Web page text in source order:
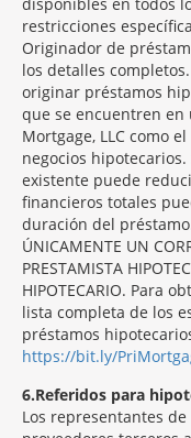
restricciones
Originador de
los detalles
originar préstamos
que se encuentren en
Mortgage, LLC como
negocios
existente puede
financieros totales
duración del
ÚNICAMENTE UN
PRESTAMISTA
HIPOTECARIO. Para
lista completa de los
préstamos
https://bit.ly/
6 Referidos para
Los representantes